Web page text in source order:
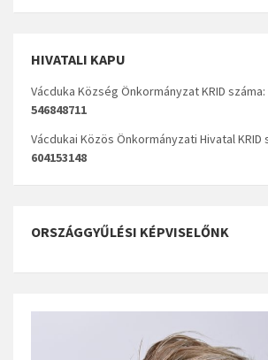
HIVATALI KAPU
Vácduka Község Önkormányzat KRID száma:
546848711
Vácdukai Közös Önkormányzati Hivatal KRID
604153148
ORSZÁGGYŰLÉSI KÉPVISELŐNK